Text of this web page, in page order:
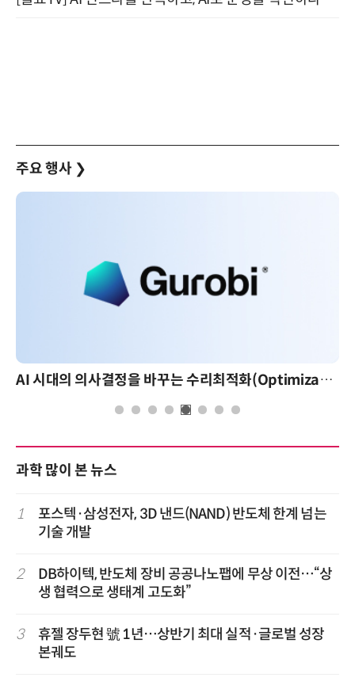
주요 행사 ❯
AI 시대의 의사결정을 바꾸는 수리최적화(Optimization): 실제 산업 적용 사례와 활용 전략
과학 많이 본 뉴스
1
포스텍·삼성전자, 3D 낸드(NAND) 반도체 한계 넘는
기술 개발
2
DB하이텍, 반도체 장비 공공나노팹에 무상 이전…“상
생 협력으로 생태계 고도화”
3
휴젤 장두현 號 1년…상반기 최대 실적·글로벌 성장
본궤도